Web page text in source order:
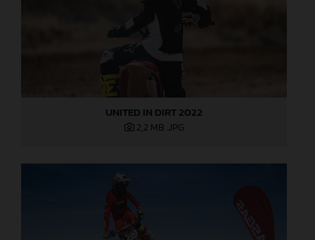
UNITED IN DIRT 2022
2,2 MB .JPG